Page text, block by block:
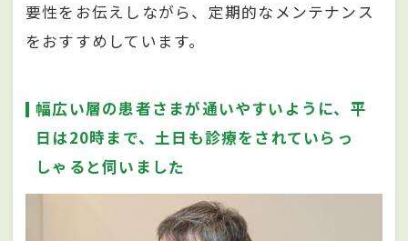
要性をお伝えしながら、定期的なメンテナンス
をおすすめしています。
幅広い層の患者さまが通いやすいように、平
日は20時まで、土日も診療をされていらっ
しゃると伺いました